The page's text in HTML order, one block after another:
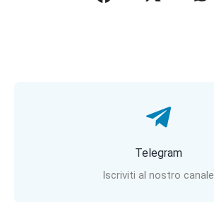
Telegram
Iscriviti al nostro canale